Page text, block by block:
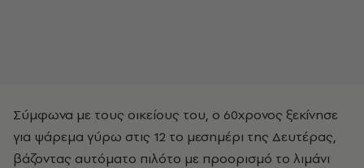
Σύμφωνα με τους οικείους του, ο 60χρονος ξεκίνησε
για ψάρεμα γύρω στις 12 το μεσημέρι της Δευτέρας,
βάζοντας αυτόματο πιλότο με προορισμό το λιμάνι